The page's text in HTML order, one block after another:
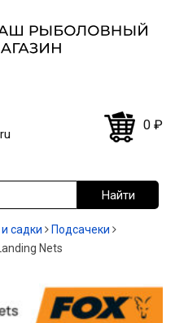
0 ₽
садки
Подсачеки
Nets